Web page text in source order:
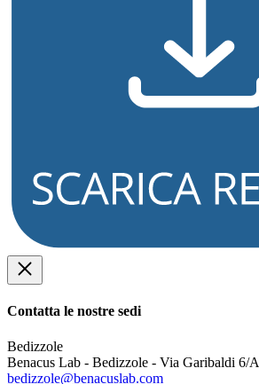
Contatta le nostre sedi
Bedizzole
Benacus Lab - Bedizzole - Via Garibaldi 6/A
bedizzole@benacuslab.com